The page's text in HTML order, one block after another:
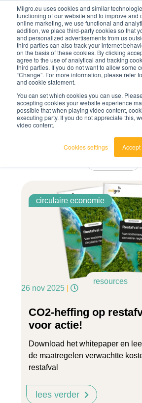
Milgro.eu uses cookies and similar
functioning of our website and to improve and
online marketing, we use functional and
addition, we place third-party cookies so that
and personalized advertisements from us
third parties can also track your internet
on the basis of these cookies. By clicking
agree to the use of analytical and tracking
third parties. If you do not want to allow some
“Change”. For more information, please refer
and cookie statement.
You can set which cookies you can use.
accepting cookies your website experience
possible that when playing video content,
executing party. If you do not appreciate this,
video content.
Cookies settings Accept
nederlands
english
nl
🔥Grondstoffen worden schaarser
jij waar jouw organisatie
eraan kunt doen?
Bekijk de
insights
Er zijn geen suggesties want het
circulaire economie
resources
26 nov 2025
CO2-heffing op
voor actie!
Download het whitepaper en
de maatregelen verwachtte
restafval
lees verder